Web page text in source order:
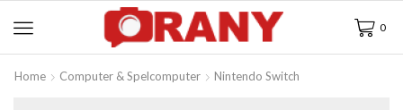
0
Home Computer & Spelcomputer Nintendo Switch